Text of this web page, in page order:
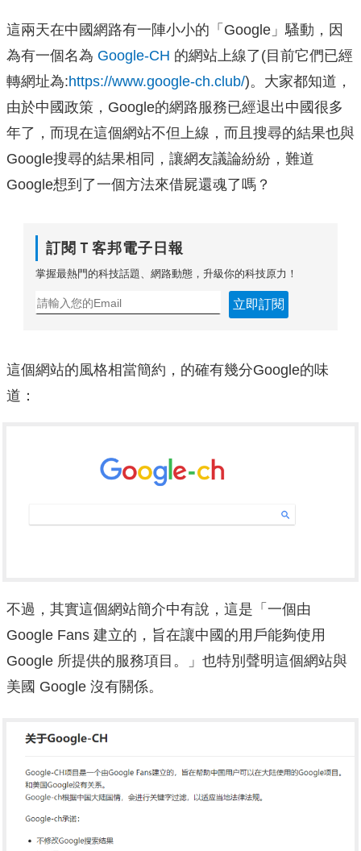
這兩天在中國網路有一陣小小的「Google」騷動，因
為有一個名為 Google-CH 的網站上線了(目前它們已經
轉網址為:https://www.google-ch.club/)。大家都知道，
由於中國政策，Google的網路服務已經退出中國很多
年了，而現在這個網站不但上線，而且搜尋的結果也與
Google搜尋的結果相同，讓網友議論紛紛，難道
Google想到了一個方法來借屍還魂了嗎？
訂閱Ｔ客邦電子日報
掌握最熱門的科技話題、網路動態，升級你的科技原力！
立即訂閱
這個網站的風格相當簡約，的確有幾分Google的味
道：
不過，其實這個網站簡介中有說，這是「一個由
Google Fans 建立的，旨在讓中國的用戶能夠使用
Google 所提供的服務項目。」也特別聲明這個網站與
美國 Google 沒有關係。